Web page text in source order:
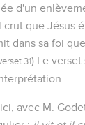
d'un
crut que Jésus
dans sa foi
31) Le verset
avec M.